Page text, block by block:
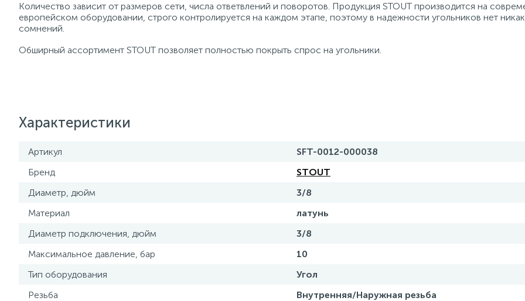
Количество зависит от размеров сети, числа ответвлений и поворотов. Продукция STOUT производится на
европейском оборудовании, строго контролируется на каждом этапе, поэтому в надежности угольников нет
сомнений.
Обширный ассортимент STOUT позволяет полностью покрыть спрос на угольники.
Характеристики
Артикул
SFT-0012-000038
Бренд
STOUT
Диаметр, дюйм
3/8
Материал
латунь
Диаметр подключения, дюйм
3/8
Максимальное давление, бар
10
Тип оборудования
Угол
Резьба
Внутренняя/Наружная резьба